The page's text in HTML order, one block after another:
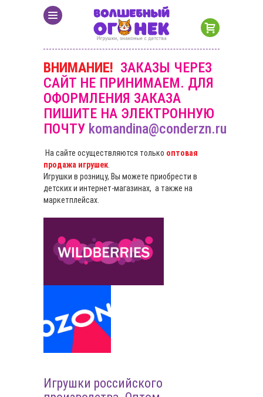
ВНИМАНИЕ! ЗАКАЗЫ ЧЕРЕЗ
САЙТ НЕ ПРИНИМАЕМ. ДЛЯ
ОФОРМЛЕНИЯ ЗАКАЗА
ПИШИТЕ НА ЭЛЕКТРОННУЮ
ПОЧТУ komandina@conderzn.ru
На сайте осуществляются только оптовая
продажа игрушек
Игрушки в розницу, Вы можете приобрести в
детских и интернет-магазинах, а также на
маркетплейсах.
Игрушки российского